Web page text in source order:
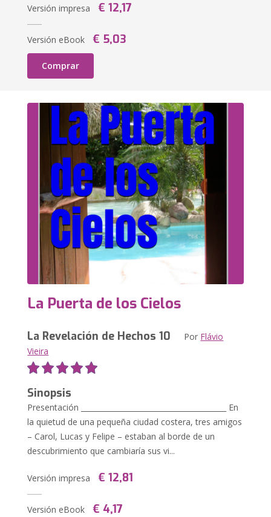
Versión impresa € 12,17
Versión eBook € 5,03
Comprar
La Puerta de los Cielos
La Revelación de Hechos 10 Por Flávio
Vieira
Sinopsis
Presentación ________________________________________ En
la quietud de una pequeña ciudad costera, tres amigos
– Carol, Lucas y Felipe – estaban al borde de un
descubrimiento que cambiaría sus vi...
Versión impresa € 12,81
Versión eBook € 4,17